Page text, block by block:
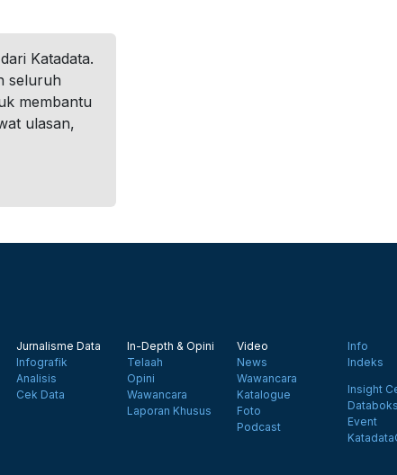
Katadata.
seluruh
membantu
ulasan,
Jurnalisme Data
Infografik
Analisis
Cek Data
In-Depth & Opini
Telaah
Opini
Wawancara
Laporan Khusus
Video
News
Wawancara
Katalogue
Foto
Podcast
Info
Indeks
Insight
Databoks
Event